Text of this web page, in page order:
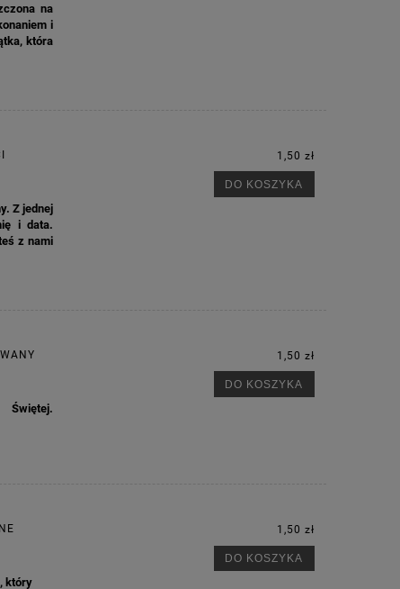
na
i
która
Z jednej
i data.
z nami
1,50 zł
DO KOSZYKA
1,50 zł
DO KOSZYKA
który
1,50 zł
DO KOSZYKA